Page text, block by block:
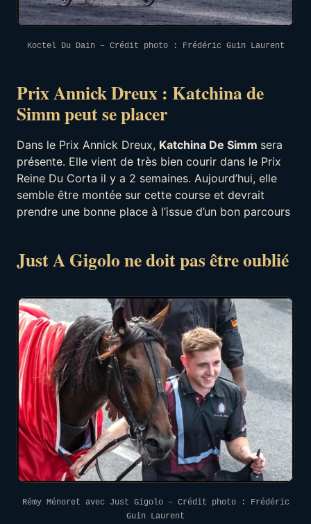
Koctel Du Dain – Crédit photo : Frédéric Guin Laurent
Prix Annick Dreux : Katchina de
Simm peut se placer
Dans le Prix Annick Dreux, Katchina De Simm sera
présente. Elle vient de très bien courir dans le Prix
Reine Du Corta il y a 2 semaines. Aujourd’hui, elle
semble être montée sur cette course et devrait
prendre une bonne place à l’issue d’un bon parcours
Just A Gigolo ne doit pas être oublié
Rémy Ménoret avec Just Gigolo – Crédit photo : Frédéric
Guin Laurent